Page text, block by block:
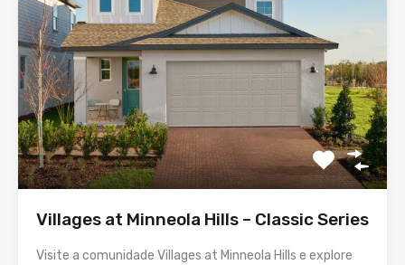
Villages at Minneola Hills – Classic Series
Visite a comunidade Villages at Minneola Hills e explore